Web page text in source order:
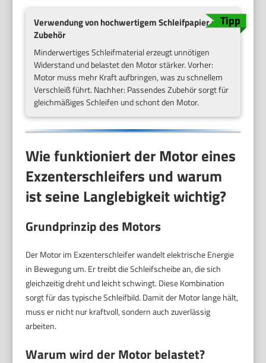
Verwendung von hochwertigem Schleifpapier und
Zubehör
Minderwertiges Schleifmaterial erzeugt unnötigen
Widerstand und belastet den Motor stärker. Vorher:
Motor muss mehr Kraft aufbringen, was zu schnellem
Verschleiß führt. Nachher: Passendes Zubehör sorgt für
gleichmäßiges Schleifen und schont den Motor.
Wie funktioniert der Motor eines
Exzenterschleifers und warum
ist seine Langlebigkeit wichtig?
Grundprinzip des Motors
Der Motor im Exzenterschleifer wandelt elektrische Energie
in Bewegung um. Er treibt die Schleifscheibe an, die sich
gleichzeitig dreht und leicht schwingt. Diese Kombination
sorgt für das typische Schleifbild. Damit der Motor lange hält,
muss er nicht nur kraftvoll, sondern auch zuverlässig
arbeiten.
Warum wird der Motor belastet?